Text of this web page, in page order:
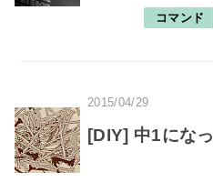
コマンド
2015/04/29
[DIY] 中1にな